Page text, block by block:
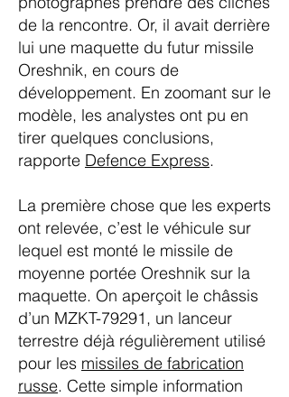
de la rencontre. Or, il avait derrière
lui une maquette du futur missile
Oreshnik, en cours de
développement. En zoomant sur le
modèle, les analystes ont pu en
tirer quelques conclusions,
rapporte Defence Express.
La première chose que les experts
ont relevée, c’est le véhicule sur
lequel est monté le missile de
moyenne portée Oreshnik sur la
maquette. On aperçoit le châssis
d’un MZKT-79291, un lanceur
terrestre déjà régulièrement utilisé
pour les missiles de fabrication
russe. Cette simple information